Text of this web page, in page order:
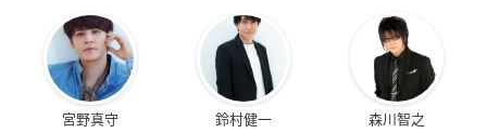
宮野真守 鈴村健一 森川智之